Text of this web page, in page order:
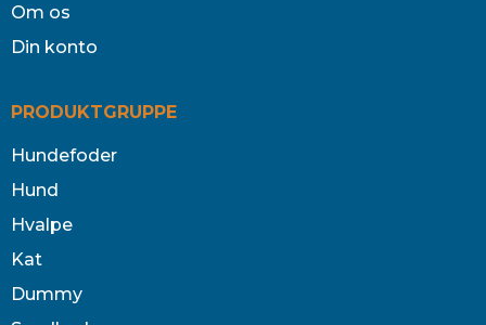
Om os
Din konto
PRODUKTGRUPPE
Hundefoder
Hund
Hvalpe
Kat
Dummy